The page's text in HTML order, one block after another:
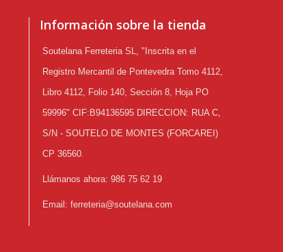
Información sobre la tienda
Soutelana Ferreteria SL, "Inscrita en el
Registro Mercantil de Pontevedra Tomo 4112,
Libro 4112, Folio 140, Sección 8, Hoja PO
59996" CIF:B94136595 DIRECCION: RUA C,
S/N - SOUTELO DE MONTES (FORCAREI)
CP 36560.
Llámanos ahora: 986 75 62 19
Email: ferreteria@soutelana.com